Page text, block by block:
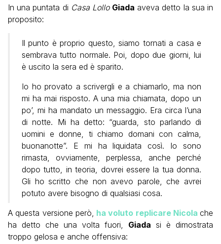
In una puntata di Casa Lollo Giada aveva detto la sua in
proposito:
Il punto è proprio questo, siamo tornati a casa e
sembrava tutto normale. Poi, dopo due giorni, lui
è uscito la sera ed è sparito.
Io ho provato a scrivergli e a chiamarlo, ma non
mi ha mai risposto. A una mia chiamata, dopo un
po’, mi ha mandato un messaggio. Era circa l’una
di notte. Mi ha detto: “guarda, sto parlando di
uomini e donne, ti chiamo domani con calma,
buonanotte”. E mi ha liquidata così. Io sono
rimasta, ovviamente, perplessa, anche perché
dopo tutto, in teoria, dovrei essere la tua donna.
Gli ho scritto che non avevo parole, che avrei
potuto avere bisogno di qualsiasi cosa.
A questa versione però, ha voluto replicare Nicola che
ha detto che una volta fuori, Giada si è dimostrata
troppo gelosa e anche offensiva: